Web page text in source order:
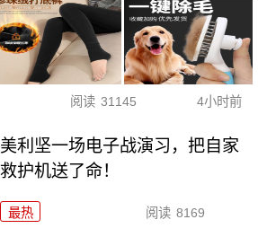
阅读 31145 4小时前
美利坚一场电子战演习，把自家
救护机送了命！
最热 阅读 8169